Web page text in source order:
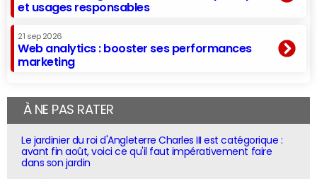
et usages responsables
21 sep 2026
Web analytics : booster ses performances
marketing
À NE PAS RATER
Le jardinier du roi d'Angleterre Charles III est catégorique :
avant fin août, voici ce qu'il faut impérativement faire
dans son jardin